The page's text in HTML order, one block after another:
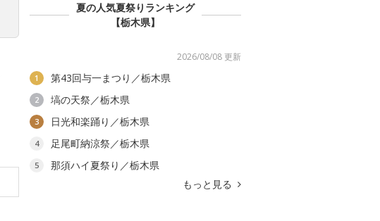
夏の人気夏祭りランキング
【栃木県】
2026/08/08 更新
1 第43回与一まつり／栃木県
2 塙の天祭／栃木県
3 日光和楽踊り／栃木県
4 足尾町納涼祭／栃木県
5
那須ハイ夏祭り／栃木県
もっと見る